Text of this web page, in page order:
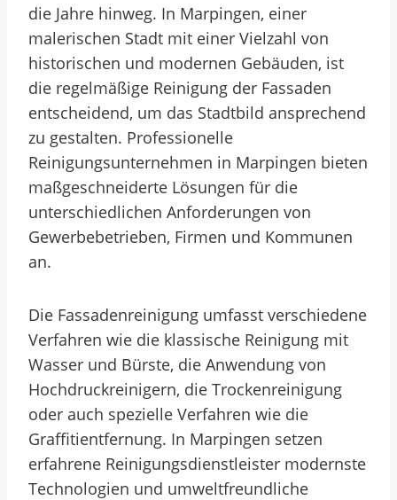
die Jahre hinweg. In Marpingen, einer
malerischen Stadt mit einer Vielzahl von
historischen und modernen Gebäuden, ist
die regelmäßige Reinigung der Fassaden
entscheidend, um das Stadtbild ansprechend
zu gestalten. Professionelle
Reinigungsunternehmen in Marpingen bieten
maßgeschneiderte Lösungen für die
unterschiedlichen Anforderungen von
Gewerbebetrieben, Firmen und Kommunen
an.
Die Fassadenreinigung umfasst verschiedene
Verfahren wie die klassische Reinigung mit
Wasser und Bürste, die Anwendung von
Hochdruckreinigern, die Trockenreinigung
oder auch spezielle Verfahren wie die
Graffitientfernung. In Marpingen setzen
erfahrene Reinigungsdienstleister modernste
Technologien und umweltfreundliche